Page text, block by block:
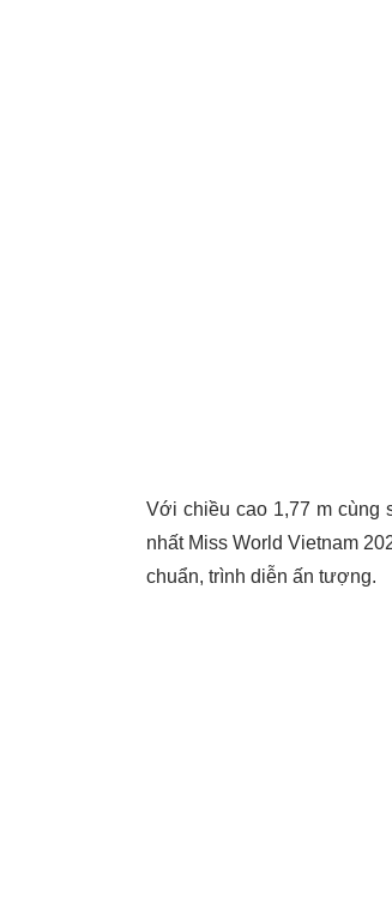
Với chiều cao 1,77 m cùng
nhất Miss World Vietnam
chuẩn, trình diễn ấn tượng.